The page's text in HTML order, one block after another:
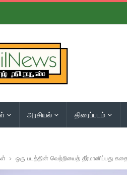
அரசியல் திரைப்படம்
ஒரு படத்தின் வெற்றியைத் தீர்மானிப்பது